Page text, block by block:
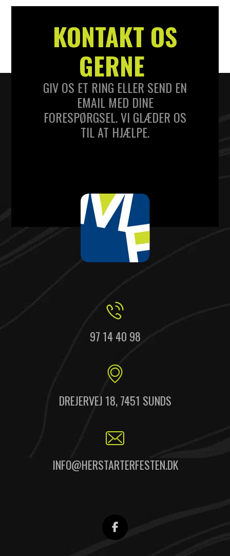
KONTAKT OS
GERNE
GIV OS ET RING ELLER SEND EN
EMAIL MED DINE
FORESPØRGSEL. VI GLÆDER OS
TIL AT HJÆLPE.
97 14 40 98
DREJERVEJ 18, 7451 SUNDS
INFO@HERSTARTERFESTEN.DK